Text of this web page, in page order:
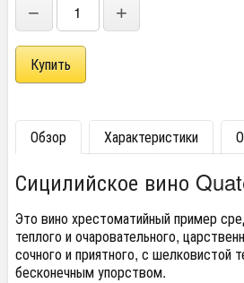
− +
Обзор Характеристики
Сицилийское вино
Это вино хрестоматийный пример
теплого и очаровательного,
сочного и приятного, с шелковистой
бесконечным упорством.